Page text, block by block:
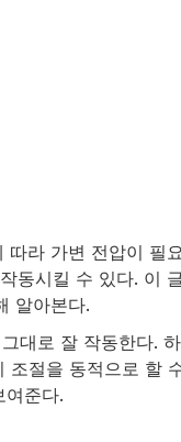
라 가변 전압이 필
동시킬 수 있다. 이
알아본다.
대로 잘 작동한다.
절을 동적으로 할
준다.